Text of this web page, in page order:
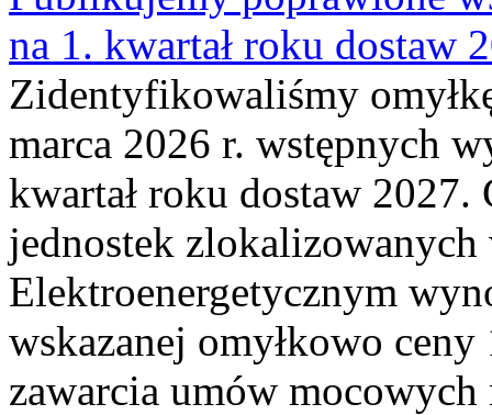
na 1. kwartał roku dostaw
Zidentyfikowaliśmy
marca 2026 r. wstępnych
kwartał roku dostaw
jednostek
Elektroenergetycznym
wskazanej omyłkowo
zawarcia umów